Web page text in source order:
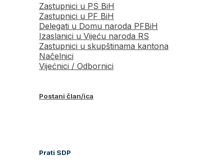
Zastupnici u PS BiH
Zastupnici u PF BiH
Delegati u Domu naroda PFBiH
Izaslanici u Vijeću naroda RS
Zastupnici u skupštinama kantona
Načelnici
Vijećnici / Odbornici
Postani član/ica
Prati SDP